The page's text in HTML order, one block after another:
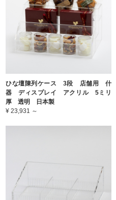
ひな壇陳列ケース 3段 店舗用 什
器 ディスプレイ アクリル 5ミリ
厚 透明 日本製
¥ 23,931 ～